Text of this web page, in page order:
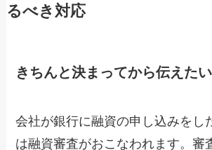
るべき対応
きちんと決まってから伝えたい
会社が銀行に融資の申し込みをし
は融資審査がおこなわれます。審